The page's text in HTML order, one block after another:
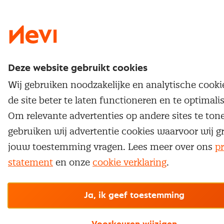
Nevi 2
Deze website gebruikt cookies
Wij gebruiken noodzakelijke en analytische
de site beter te laten functioneren en te
Om relevante advertenties op andere sites te
gebruiken wij advertentie cookies waarvoor wij
jouw toestemming vragen. Lees meer over ons
statement en onze cookie verklaring.
Ja, ik geef toestemming